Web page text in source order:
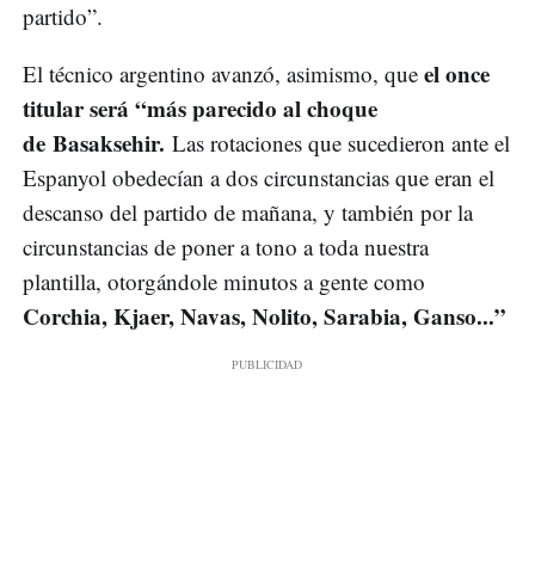
partido”.
El técnico argentino avanzó, asimismo, que el once
titular será “más parecido al choque
de Basaksehir. Las rotaciones que sucedieron ante el
Espanyol obedecían a dos circunstancias que eran el
descanso del partido de mañana, y también por la
circunstancias de poner a tono a toda nuestra
plantilla, otorgándole minutos a gente como
Corchia, Kjaer, Navas, Nolito, Sarabia, Ganso...”